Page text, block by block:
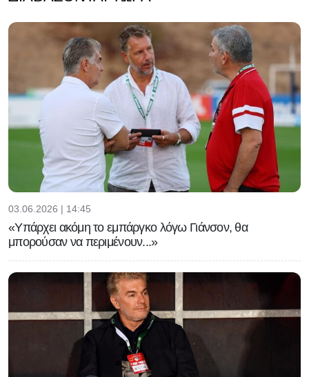
03.06.2026 | 14:45
«Υπάρχει ακόμη το εμπάργκο λόγω Γιάνσον, θα
μπορούσαν να περιμένουν...»